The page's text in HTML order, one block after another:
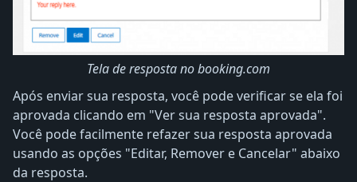
Tela de resposta no booking.com
Após enviar sua resposta, você pode verificar se ela foi
aprovada clicando em "Ver sua resposta aprovada".
Você pode facilmente refazer sua resposta aprovada
usando as opções "Editar, Remover e Cancelar" abaixo
da resposta.